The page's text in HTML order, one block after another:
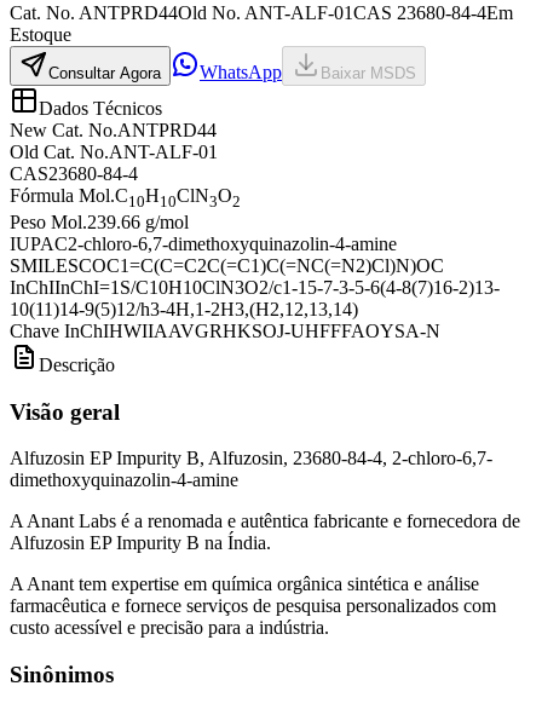
Cat. No. ANTPRD44Old No. ANT-ALF-01CAS 23680-84-4Em
Estoque
Consultar Agora WhatsApp Baixar MSDS
Dados Técnicos
New Cat. No.ANTPRD44
Old Cat. No.ANT-ALF-01
CAS23680-84-4
Fórmula Mol.C10H10ClN3O2
Peso Mol.239.66 g/mol
IUPAC2-chloro-6,7-dimethoxyquinazolin-4-amine
SMILESCOC1=C(C=C2C(=C1)C(=NC(=N2)Cl)N)OC
InChIInChI=1S/C10H10ClN3O2/c1-15-7-3-5-6(4-8(7)16-2)13-
10(11)14-9(5)12/h3-4H,1-2H3,(H2,12,13,14)
Chave InChIHWIIAAVGRHKSOJ-UHFFFAOYSA-N
Descrição
Visão geral
Alfuzosin EP Impurity B, Alfuzosin, 23680-84-4, 2-chloro-6,7-
dimethoxyquinazolin-4-amine
A Anant Labs é a renomada e autêntica fabricante e fornecedora de
Alfuzosin EP Impurity B na Índia.
A Anant tem expertise em química orgânica sintética e análise
farmacêutica e fornece serviços de pesquisa personalizados com
custo acessível e precisão para a indústria.
Sinônimos